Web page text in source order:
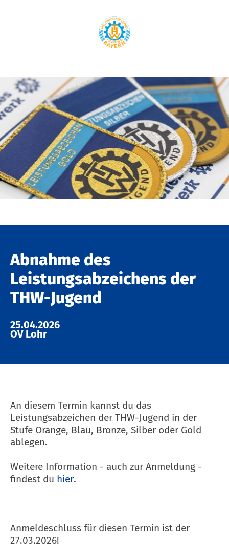
Abnahme des
Leistungsabzeichens der
THW-Jugend
25.04.2026
OV Lohr
An diesem Termin kannst du das
Leistungsabzeichen der THW-Jugend in der
Stufe Orange, Blau, Bronze, Silber oder Gold
ablegen.
Weitere Information - auch zur Anmeldung -
findest du hier.
Anmeldeschluss für diesen Termin ist der
27.03.2026!